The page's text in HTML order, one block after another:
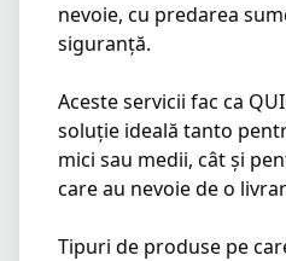
nevoie, cu predarea
siguranță.
Aceste servicii fac ca
soluție ideală tanto
mici sau medii, cât și
care au nevoie de o
Tipuri de produse pe